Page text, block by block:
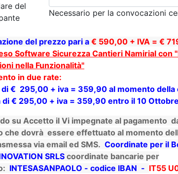
del
Necessario per la convocazioni
del prezzo pari a € 590,00 + IVA = €
Software Sicurezza Cantieri Namirial con
nella Funzionalità"
in due rate:
di € 295,00 + iva = 359,90 al momento della
di € 295,00 + iva = 359,90 entro il 10
su Accetto il Vi impegnate al pagamento
che dovrà essere effettuato al momento
via email ed SMS. Coordinate per il
SRLScoordinate bancarie per
INTESASANPAOLO - codice IBAN - IT55